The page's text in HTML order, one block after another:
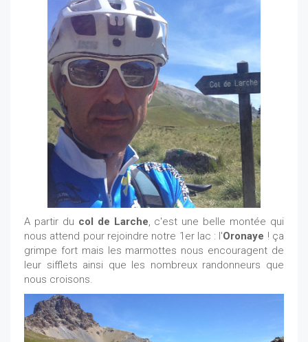
A partir du col de Larche, c'est une belle montée qui
nous attend pour rejoindre notre 1er lac : l'Oronaye ! ça
grimpe fort mais les marmottes nous encouragent de
leur sifflets ainsi que les nombreux randonneurs que
nous croisons.